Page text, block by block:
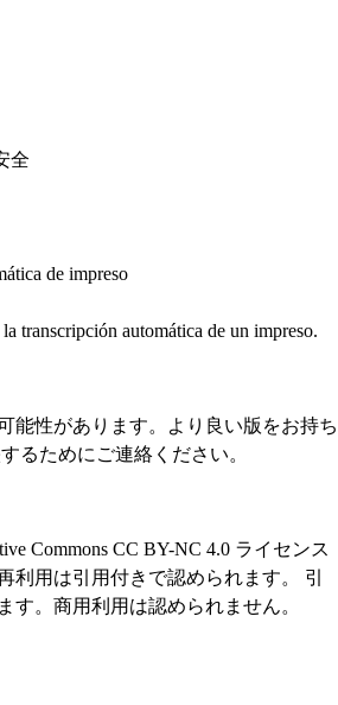
全
de impreso
transcripción automática de un impreso.
能性があります。より良い版をお持ち
るためにご連絡ください。
Commons CC BY-NC 4.0 ライセンス
利用は引用付きで認められます。 引
す。商用利用は認められません。